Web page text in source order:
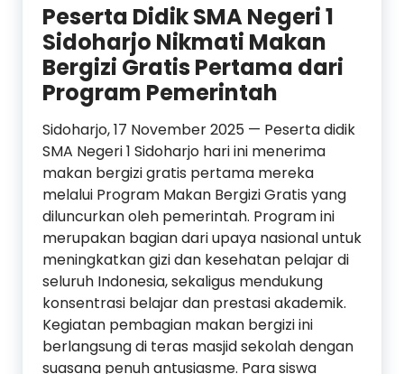
Peserta Didik SMA Negeri 1
Sidoharjo Nikmati Makan
Bergizi Gratis Pertama dari
Program Pemerintah
Sidoharjo, 17 November 2025 — Peserta didik
SMA Negeri 1 Sidoharjo hari ini menerima
makan bergizi gratis pertama mereka
melalui Program Makan Bergizi Gratis yang
diluncurkan oleh pemerintah. Program ini
merupakan bagian dari upaya nasional untuk
meningkatkan gizi dan kesehatan pelajar di
seluruh Indonesia, sekaligus mendukung
konsentrasi belajar dan prestasi akademik.
Kegiatan pembagian makan bergizi ini
berlangsung di teras masjid sekolah dengan
suasana penuh antusiasme. Para siswa